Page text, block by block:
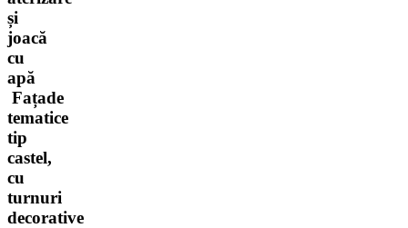
și
joacă
cu
apă
Fațade
tematice
tip
castel,
cu
turnuri
decorative